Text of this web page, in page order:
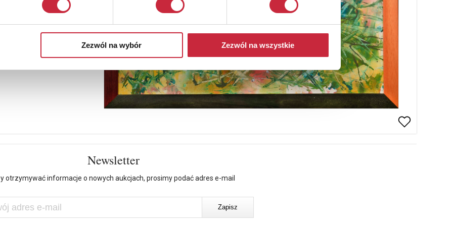
Zezwól na wybór Zezwól na wszystkie
Newsletter
otrzymywać informacje o nowych aukcjach, prosimy podać adres e-mail